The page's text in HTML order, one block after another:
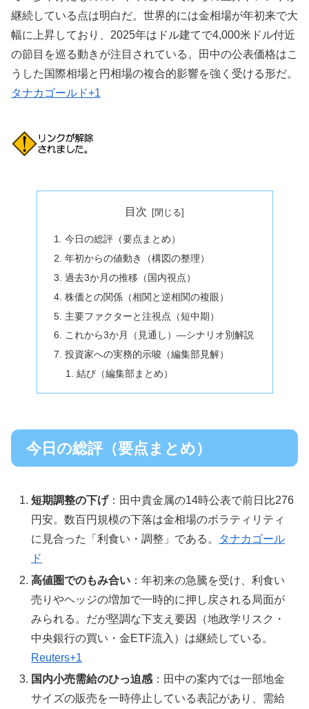
継続している点は明白だ。世界的には金相場が年初来で大
幅に上昇しており、2025年はドル建てで4,000米ドル付近
の節目を巡る動きが注目されている。田中の公表価格はこ
うした国際相場と円相場の複合的影響を強く受ける形だ。
タナカゴールド+1
目次
今日の総評（要点まとめ）
年初からの値動き（構図の整理）
過去3か月の推移（国内視点）
株価との関係（相関と逆相関の複眼）
主要ファクターと注視点（短中期）
これから3か月（見通し）—シナリオ別解説
投資家への実務的示唆（編集部見解）
結び（編集部まとめ）
今日の総評（要点まとめ）
短期調整の下げ：田中貴金属の14時公表で前日比276
円安。数百円規模の下落は金相場のボラティリティ
に見合った「利食い・調整」である。
タナカゴール
ド
高値圏でのもみ合い ：年初来の急騰を受け、利食い
売りやヘッジの増加で一時的に押し戻される局面が
みられる。だが堅調な下支え要因（地政学リスク・
中央銀行の買い・金ETF流入）は継続している。
Reuters+1
国内小売需給のひっ迫感 ：田中の案内では一部地金
サイズの販売を一時停止している表記があり、需給